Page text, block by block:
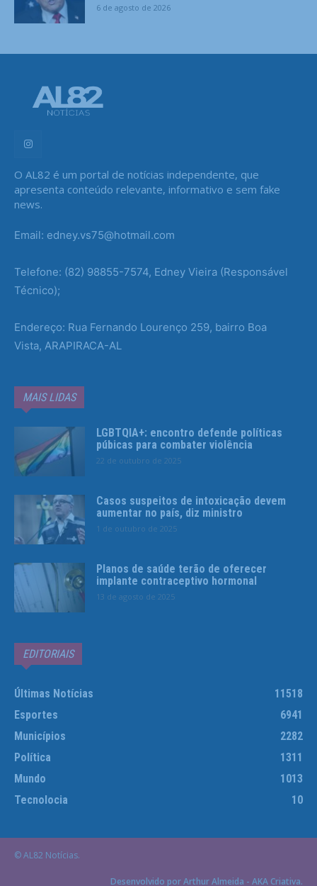
6 de agosto de 2026
O AL82 é um portal de notícias independente, que
apresenta conteúdo relevante, informativo e sem fake
news.
Email: edney.vs75@hotmail.com
Telefone: (82) 98855-7574, Edney Vieira (Responsável
Técnico);
Endereço: Rua Fernando Lourenço 259, bairro Boa
Vista, ARAPIRACA-AL
MAIS LIDAS
LGBTQIA+: encontro defende políticas
púbicas para combater violência
22 de outubro de 2025
Casos suspeitos de intoxicação devem
aumentar no país, diz ministro
1 de outubro de 2025
Planos de saúde terão de oferecer
implante contraceptivo hormonal
13 de agosto de 2025
EDITORIAIS
Últimas Notícias
11518
Esportes
6941
Municípios
2282
Política
1311
Mundo
1013
Tecnolocia
10
© AL82 Notícias.
Desenvolvido por Arthur Almeida - AKA Criativa.